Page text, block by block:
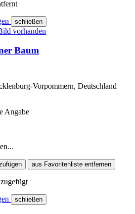
schließen
Baum
Vorpommern, Deutschland
Angabe
aus Favoritenliste entfernen
schließen